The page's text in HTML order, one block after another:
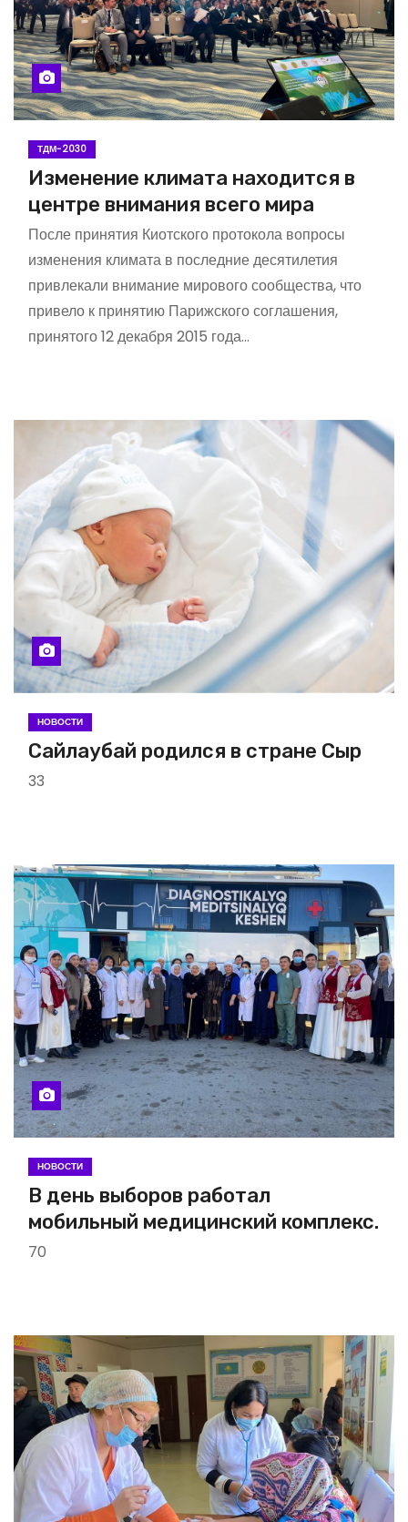
ТДМ-2030
Изменение климата находится в
центре внимания всего мира
После принятия Киотского протокола вопросы
изменения климата в последние десятилетия
привлекали внимание мирового сообщества, что
привело к принятию Парижского соглашения,
принятого 12 декабря 2015 года…
НОВОСТИ
Сайлаубай родился в стране Сыр
33
НОВОСТИ
В день выборов работал
мобильный медицинский комплекс.
70